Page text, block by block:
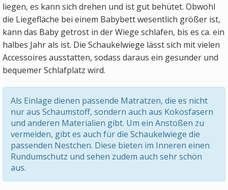
liegen, es kann sich drehen und ist gut behütet. Obwohl
die Liegefläche bei einem Babybett wesentlich größer ist,
kann das Baby getrost in der Wiege schlafen, bis es ca. ein
halbes Jahr als ist. Die Schaukelwiege lässt sich mit vielen
Accessoires ausstatten, sodass daraus ein gesunder und
bequemer Schlafplatz wird.
Als Einlage dienen passende Matratzen, die es nicht
nur aus Schaumstoff, sondern auch aus Kokosfasern
und anderen Materialien gibt. Um ein Anstoßen zu
vermeiden, gibt es auch für die Schaukelwiege die
passenden Nestchen. Diese bieten im Inneren einen
Rundumschutz und sehen zudem auch sehr schön
aus.